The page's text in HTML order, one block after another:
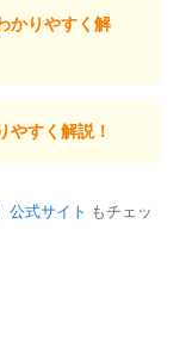
かりやすく解
やすく解説！
公式サイト もチェッ